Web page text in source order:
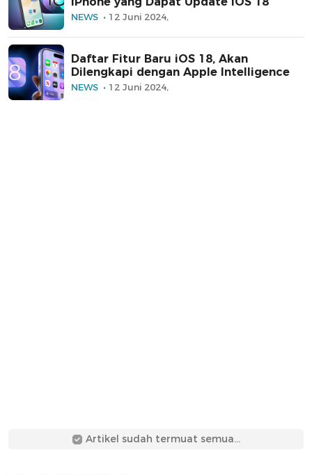
NEWS 12 Juni 2024,
Daftar Fitur Baru iOS 18, Akan
Dilengkapi dengan Apple Intelligence
NEWS 12 Juni 2024,
Artikel sudah termuat semua...